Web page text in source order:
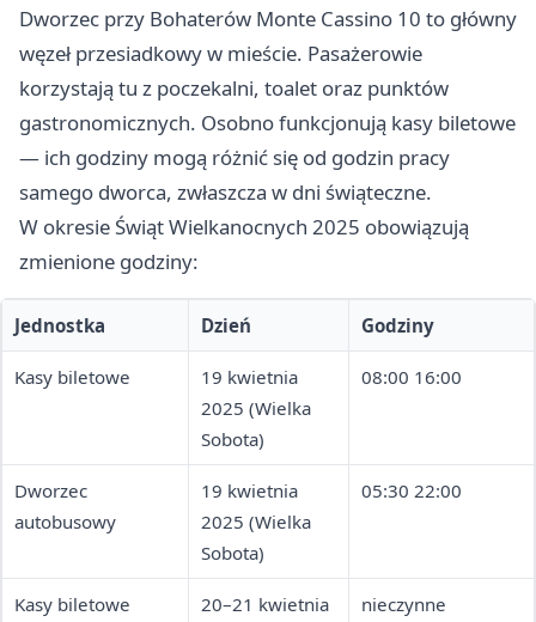
Dworzec przy Bohaterów Monte Cassino 10 to główny
węzeł przesiadkowy w mieście. Pasażerowie
korzystają tu z poczekalni, toalet oraz punktów
gastronomicznych. Osobno funkcjonują kasy biletowe
— ich godziny mogą różnić się od godzin pracy
samego dworca, zwłaszcza w dni świąteczne.
W okresie Świąt Wielkanocnych 2025 obowiązują
zmienione godziny:
Jednostka Dzień Godziny
Kasy biletowe
19 kwietnia
2025 (Wielka
Sobota)
08:00 16:00
Dworzec
autobusowy
19 kwietnia
2025 (Wielka
Sobota)
05:30 22:00
Kasy biletowe
20–21 kwietnia
nieczynne